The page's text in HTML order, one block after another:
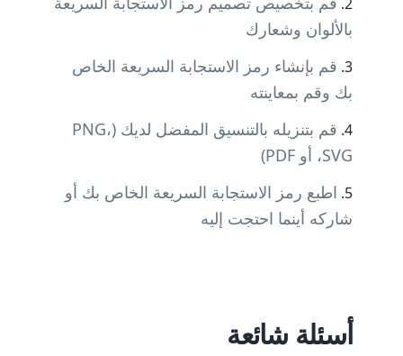
بالألوان وشعارك
قم بإنشاء رمز الاستجابة السريعة الخاص
بك وقم بمعاينته
قم بتنزيله بالتنسيق المفضل لديك (PNG،
SVG، أو PDF)
اطبع رمز الاستجابة السريعة الخاص بك أو
شاركه أينما احتجت إليه
أسئلة شائعة